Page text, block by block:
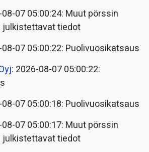
07 05:00:24: Muut pörssin
tiedot
08-07 05:00:22: Puolivuosikatsaus
: 2026-08-07 05:00:22:
08-07 05:00:18: Puolivuosikatsaus
07 05:00:17: Muut pörssin
tiedot